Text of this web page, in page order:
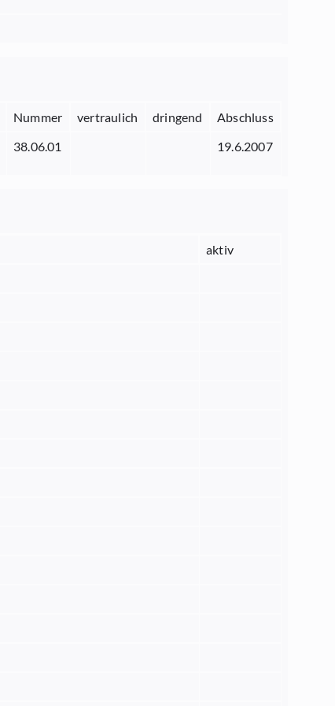
Nummer vertraulich dringend
Abschluss
38.06.01 19.6.2007
aktiv